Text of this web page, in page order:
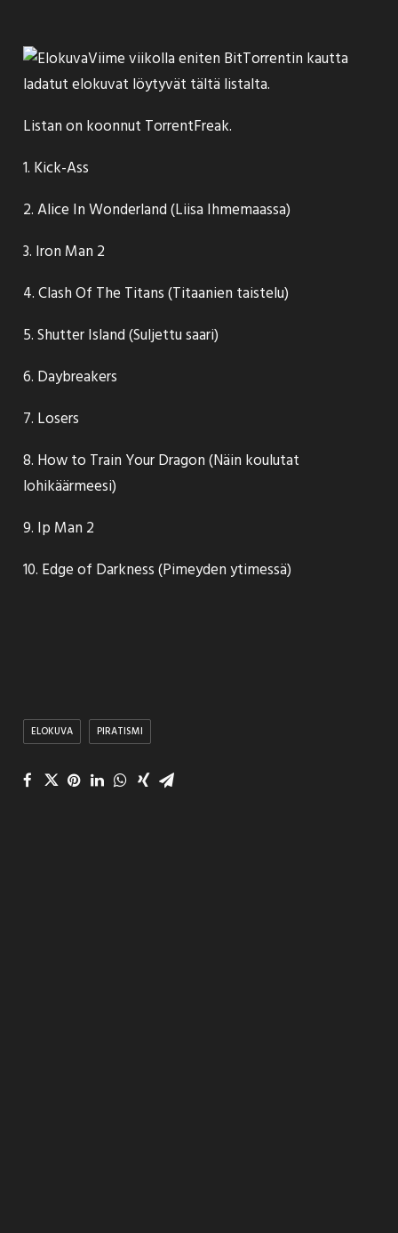
Viime viikolla eniten BitTorrentin kautta
ladatut elokuvat löytyvät tältä listalta.
Listan on koonnut TorrentFreak.
1. Kick-Ass
2. Alice In Wonderland (Liisa Ihmemaassa)
3. Iron Man 2
4. Clash Of The Titans (Titaanien taistelu)
5. Shutter Island (Suljettu saari)
6. Daybreakers
7. Losers
8. How to Train Your Dragon (Näin koulutat
lohikäärmeesi)
9. Ip Man 2
10. Edge of Darkness (Pimeyden ytimessä)
ELOKUVA PIRATISMI